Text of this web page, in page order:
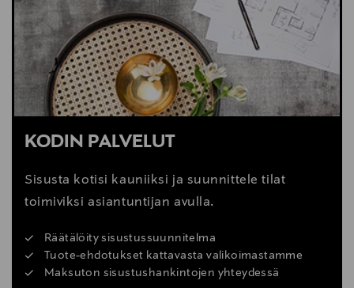
info@carlhansen.com
KODIN PALVELUT
Sisusta kotisi kauniiksi ja suunnittele tilat
toimiviksi asiantuntijan avulla.
Räätälöity sisustussuunnitelma
Tuote-ehdotukset kattavasta valikoimastamme
Maksuton sisustushankintojen yhteydessä